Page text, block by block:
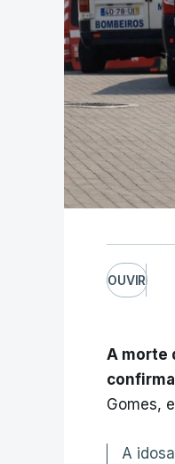
OUVIR
A morte
Gomes,
A